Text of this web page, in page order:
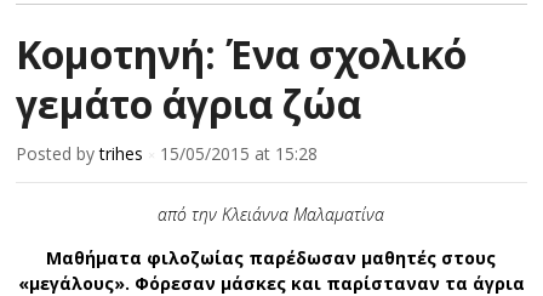
Κομοτηνή: Ένα σχολικό
γεμάτο άγρια ζώα
Posted bytrihes 15/05/2015 at 15:28
από την Κλειάννα Μαλαματίνα
Μαθήματα φιλοζωίας παρέδωσαν μαθητές στους
«μεγάλους». Φόρεσαν μάσκες και παρίσταναν τα άγρια